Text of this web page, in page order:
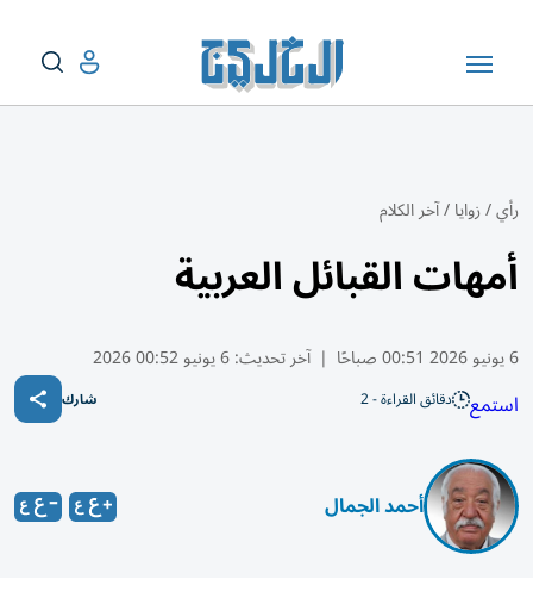
رأي/زوايا/آخر الكلام
أمهات القبائل العربية
6 يونيو 2026 00:51 صباحًا | آخر تحديث:6 يونيو 00:52 2026
استمع دقائق القراءة - 2 شارك
أحمد الجمال